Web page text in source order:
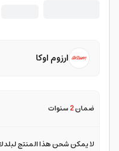
ارزوم اوكا
ضمان2سنوات
لا يمكن شحن هذا المنتج